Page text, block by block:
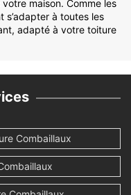
maison. Comme les
s’adapter à toutes les
adapté à votre toiture
Combaillaux